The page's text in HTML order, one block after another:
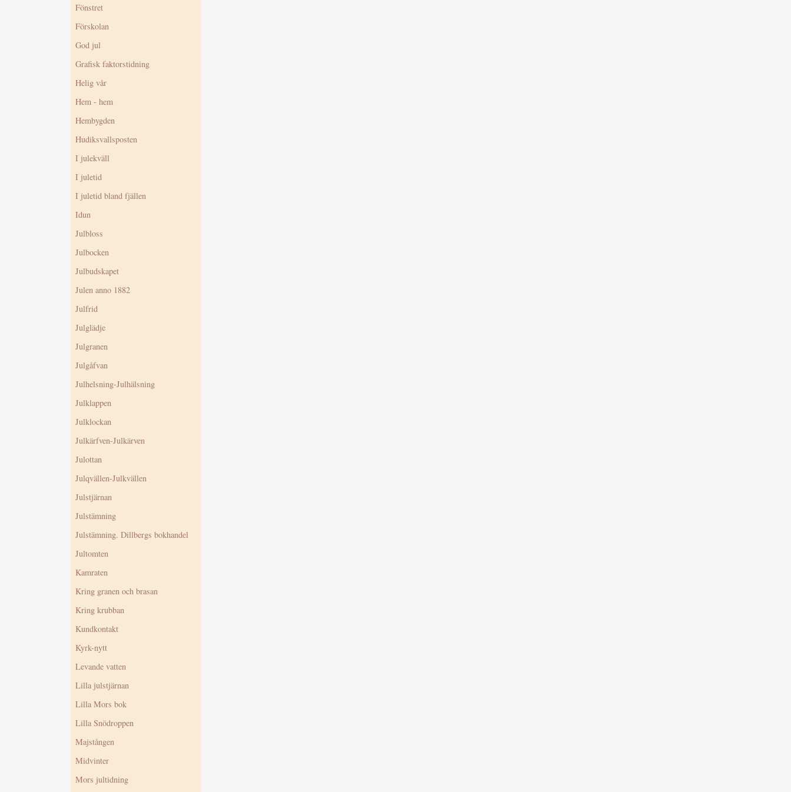
Fönstret
Förskolan
God jul
Grafisk faktorstidning
Helig vår
Hem - hem
Hembygden
Hudiksvallsposten
I julekväll
I juletid
I juletid bland fjällen
Idun
Julbloss
Julbocken
Julbudskapet
Julen anno 1882
Julfrid
Julglädje
Julgranen
Julgåfvan
Julhelsning-Julhälsning
Julklappen
Julklockan
Julkärfven-Julkärven
Julottan
Julqvällen-Julkvällen
Julstjärnan
Julstämning
Julstämning. Dillbergs bokhandel
Jultomten
Kamraten
Kring granen och brasan
Kring krubban
Kundkontakt
Kyrk-nytt
Levande vatten
Lilla julstjärnan
Lilla Mors bok
Lilla Snödroppen
Majstången
Midvinter
Mors jultidning